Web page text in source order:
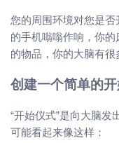
您的周围环境对您是
的手机嗡嗡作响，你
的物品，你的大脑有很
创建一个简单的
“开始仪式”是向大脑发
可能看起来像这样：